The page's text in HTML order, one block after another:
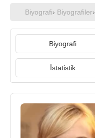
Biyografi› Biyografiler›
Biyografi
İstatistik